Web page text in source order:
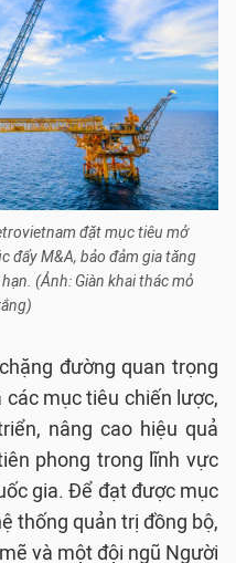
đặt mục tiêu mở
đẩy M&A, bảo đảm gia tăng
(Ảnh: Giàn khai thác mỏ
đường quan trọng
mục tiêu chiến lược,
nâng cao hiệu quả
phong trong lĩnh vực
gia. Để đạt được mục
thống quản trị đồng bộ,
và một đội ngũ Người